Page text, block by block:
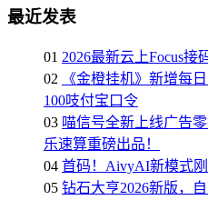
最近发表
01 2026最新云上Focus接
02
《金橙挂机》新增每
100吱付宝口令
03 喵信号全新上线广告
乐速算重磅出品！
04 首码！AivyAI新模式
05 钻石大亨2026新版，